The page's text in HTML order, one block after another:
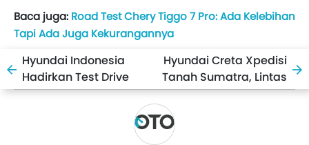
Baca juga: Road Test Chery Tiggo 7 Pro: Ada Kelebihan
Tapi Ada Juga Kekurangannya
Hyundai Indonesia
Hadirkan Test Drive
Creta Melalui Platform
Hyundai Creta Xpedisi
Tanah Sumatra, Lintas
2.712 Km dan 8 Provinsi